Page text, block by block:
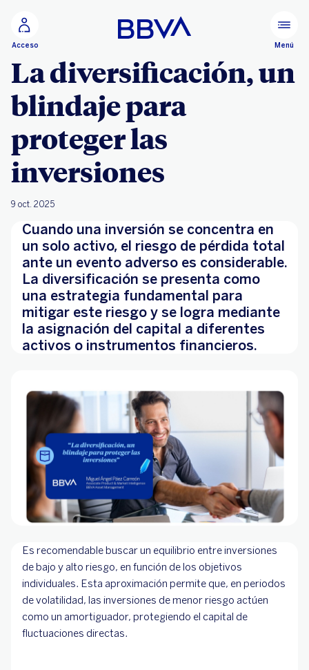
Acceso Menú
La diversificación, un
blindaje para
proteger las
inversiones
9 oct. 2025
Cuando una inversión se concentra en
un solo activo, el riesgo de pérdida total
ante un evento adverso es considerable.
La diversificación se presenta como
una estrategia fundamental para
mitigar este riesgo y se logra mediante
la asignación del capital a diferentes
activos o instrumentos financieros.
Es recomendable buscar un equilibrio entre inversiones
de bajo y alto riesgo, en función de los objetivos
individuales. Esta aproximación permite que, en periodos
de volatilidad, las inversiones de menor riesgo actúen
como un amortiguador, protegiendo el capital de
fluctuaciones directas.